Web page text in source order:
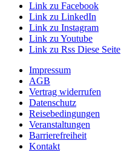
Link zu Facebook
Link zu LinkedIn
Link zu Instagram
Link zu Youtube
Link zu Rss Diese Seite
Impressum
AGB
Vertrag widerrufen
Datenschutz
Reisebedingungen
Veranstaltungen
Barrierefreiheit
Kontakt